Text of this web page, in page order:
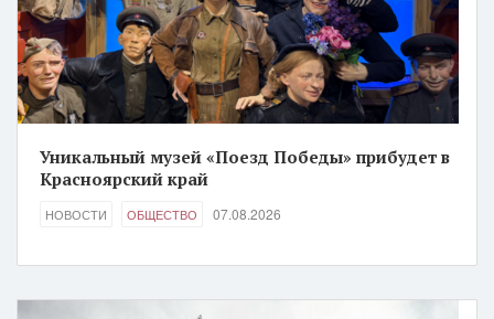
Уникальный музей «Поезд Победы» прибудет в
Красноярский край
НОВОСТИ ОБЩЕСТВО 07.08.2026